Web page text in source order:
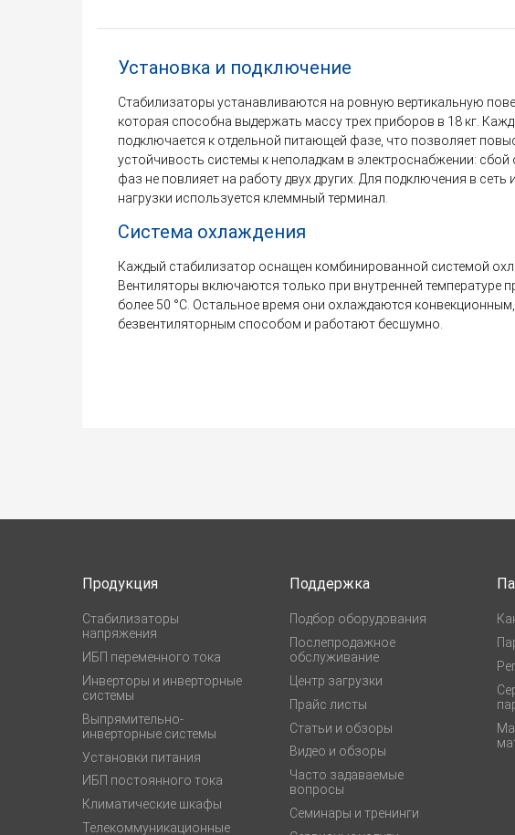
Установка и подключение
Стабилизаторы устанавливаются на ровную вертикальную
которая способна выдержать массу трех приборов в 18 кг.
подключается к отдельной питающей фазе, что позволяет
устойчивость системы к неполадкам в электроснабжении: сбой
фаз не повлияет на работу двух других. Для подключения в сеть
нагрузки используется клеммный терминал.
Система охлаждения
Каждый стабилизатор оснащен комбинированной системой
Вентиляторы включаются только при внутренней температуре
более 50 °C. Остальное время они охлаждаются конвекционным,
безвентиляторным способом и работают бесшумно.
Продукция
Стабилизаторы
напряжения
ИБП переменного тока
Инверторы и инверторные
системы
Выпрямительно-
инверторные системы
Установки питания
ИБП постоянного тока
Климатические шкафы
Телекоммуникационные
Поддержка
Подбор оборудования
Послепродажное
обслуживание
Центр загрузки
Прайс листы
Статьи и обзоры
Видео и обзоры
Часто задаваемые
вопросы
Семинары и тренинги